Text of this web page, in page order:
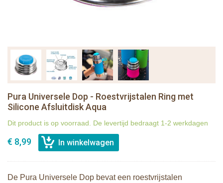
Pura Universele Dop - Roestvrijstalen Ring met
Silicone Afsluitdisk Aqua
Dit product is op voorraad. De levertijd bedraagt 1-2 werkdagen
€ 8,99
De Pura Universele Dop bevat een roestvrijstalen